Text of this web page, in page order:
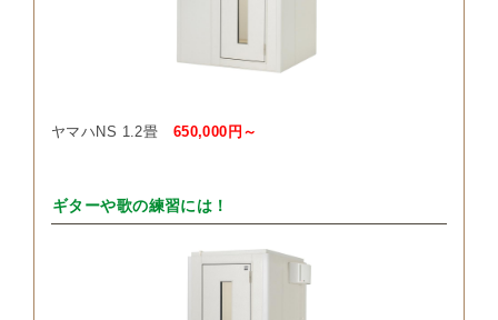
ヤマハNS 1.2畳 650,000円～
ギターや歌の練習には！